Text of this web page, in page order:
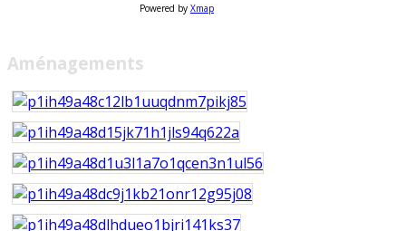
Powered by Xmap
Aménagements